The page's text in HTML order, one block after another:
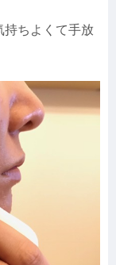
持ちよくて手放